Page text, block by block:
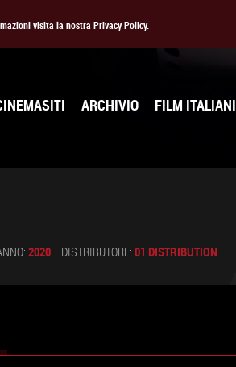
visita la nostra Privacy Policy.
ARCHIVIO FILM ITALIANI
2020 DISTRIBUTORE: 01 DISTRIBUTION